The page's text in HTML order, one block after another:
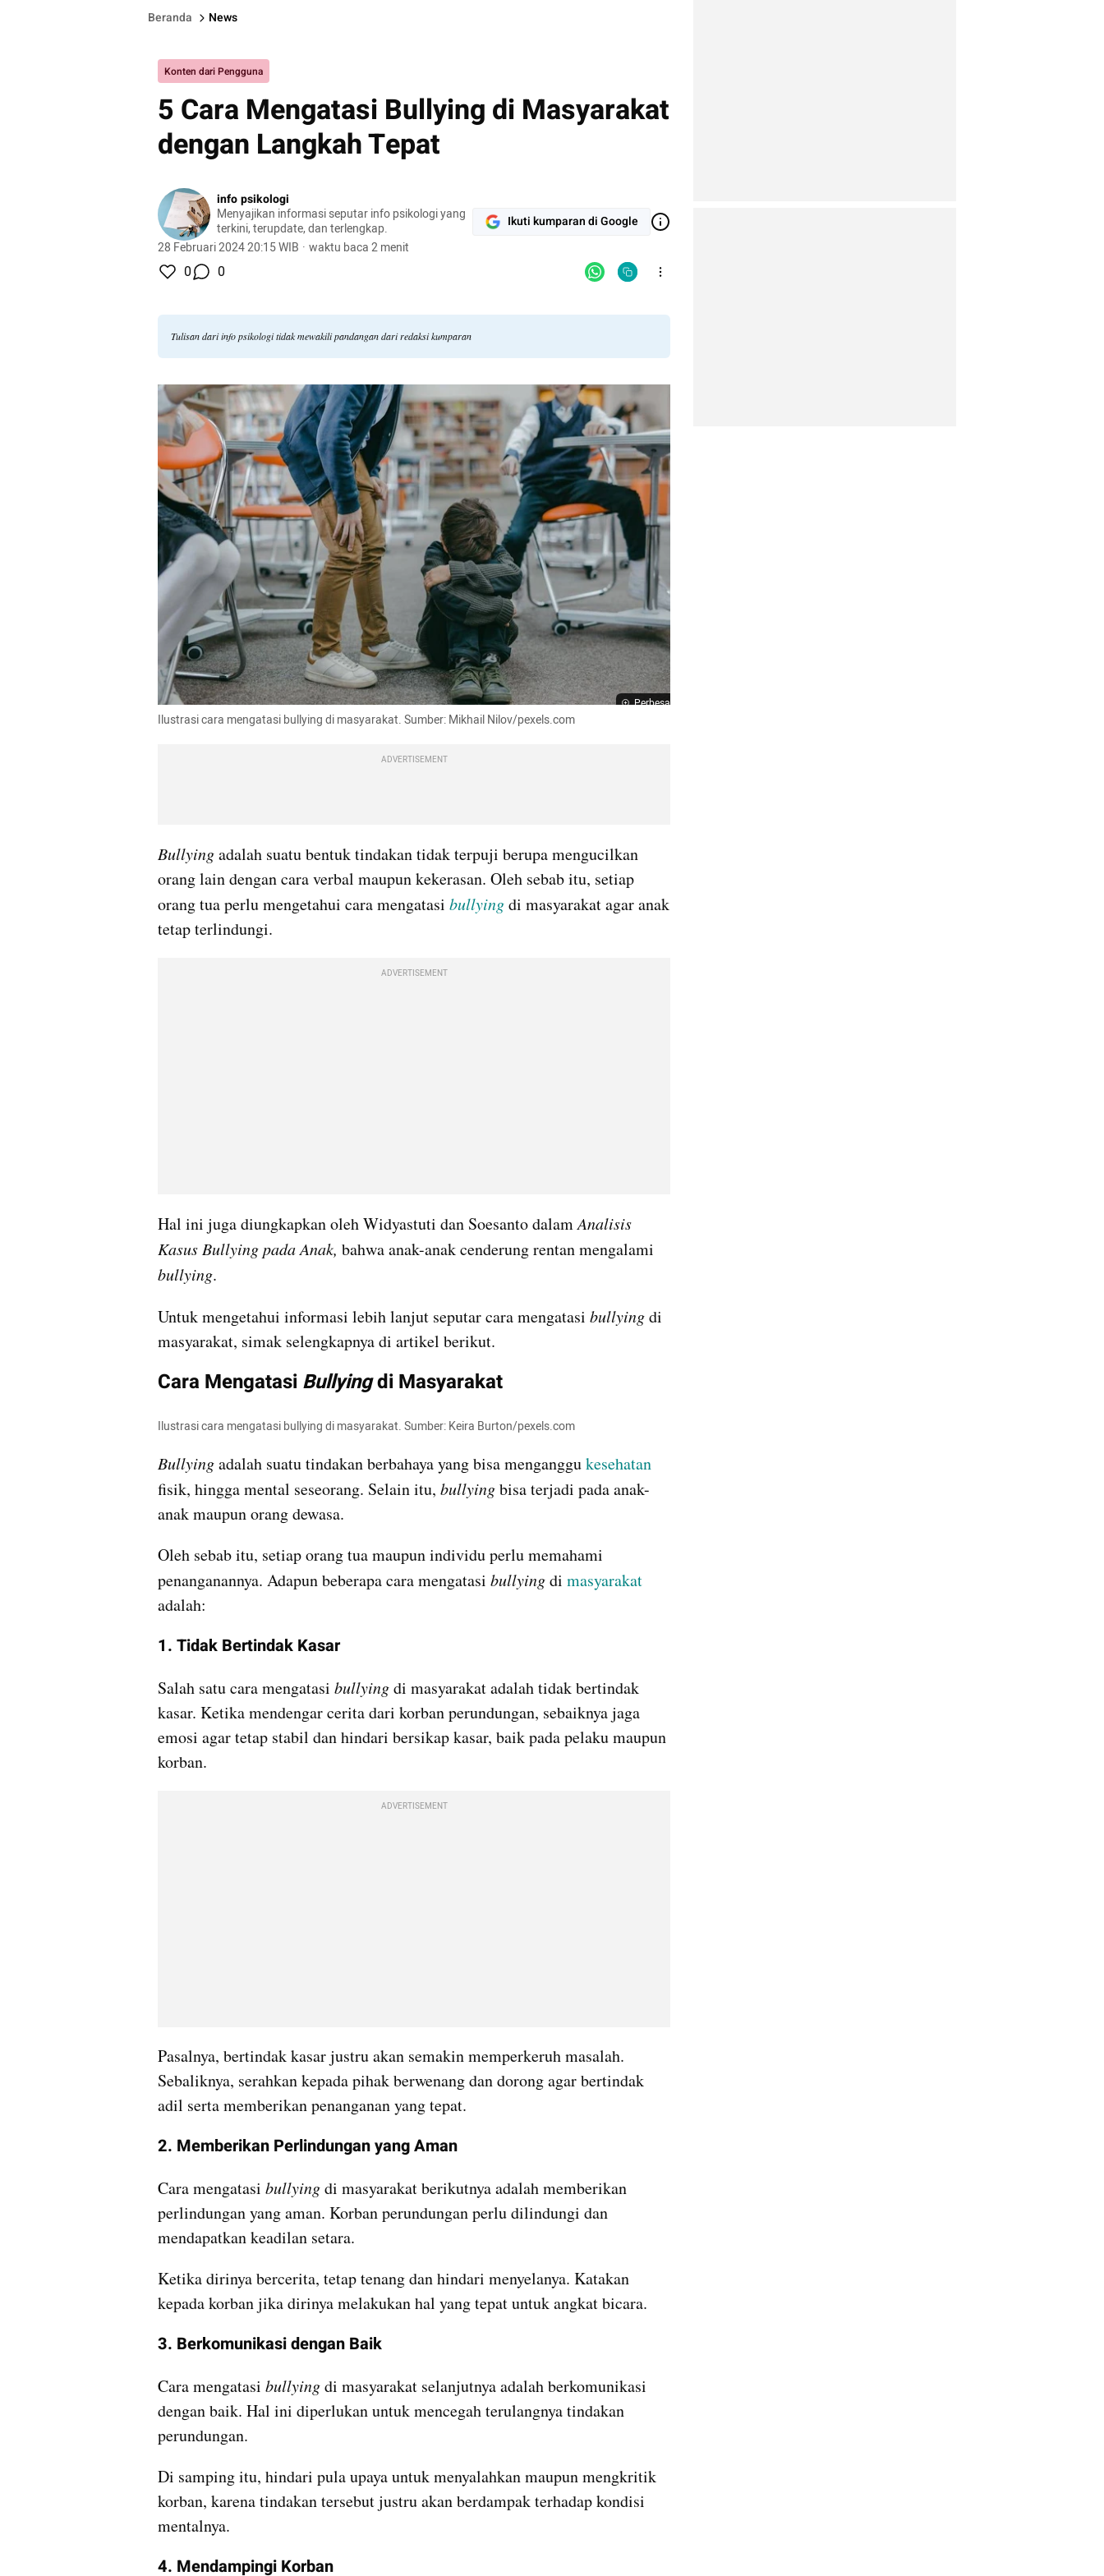
Beranda News
Konten dari Pengguna
5 Cara Mengatasi Bullying di Masyarakat
dengan Langkah Tepat
info psikologi
Menyajikan informasi seputar info psikologi yang
terkini, terupdate, dan terlengkap.
28 Februari 2024 20:15 WIB · waktu baca 2 menit
Ikuti kumparan di Google
0 0
Tulisan dari info psikologi tidak mewakili pandangan dari redaksi kumparan
Perbesar
Ilustrasi cara mengatasi bullying di masyarakat. Sumber: Mikhail Nilov/pexels.com
ADVERTISEMENT
Bullying adalah suatu bentuk tindakan tidak terpuji berupa mengucilkan
orang lain dengan cara verbal maupun kekerasan. Oleh sebab itu, setiap
orang tua perlu mengetahui cara mengatasi bullyingdi masyarakat agar anak
tetap terlindungi.
ADVERTISEMENT
Hal ini juga diungkapkan oleh Widyastuti dan Soesanto dalam Analisis
Kasus Bullying pada Anak,
bullying.
Untuk mengetahui informasi lebih lanjut seputar cara mengatasi bullying di
masyarakat, simak selengkapnya di artikel berikut.
Cara Mengatasi Bullying di Masyarakat
Ilustrasi cara mengatasi bullying di masyarakat. Sumber: Keira Burton/pexels.com
Bullying adalah suatu tindakan berbahaya yang bisa menganggu kesehatan
fisik, hingga mental seseorang. Selain itu, bullying bisa terjadi pada anak-
anak maupun orang dewasa.
Oleh sebab itu, setiap orang tua maupun individu perlu memahami
penanganannya. Adapun beberapa cara mengatasi bullying di masyarakat
adalah:
1. Tidak Bertindak Kasar
Salah satu cara mengatasi bullying di masyarakat adalah tidak bertindak
kasar. Ketika mendengar cerita dari korban perundungan, sebaiknya jaga
emosi agar tetap stabil dan hindari bersikap kasar, baik pada pelaku maupun
korban.
ADVERTISEMENT
Pasalnya, bertindak kasar justru akan semakin memperkeruh masalah.
Sebaliknya, serahkan kepada pihak berwenang dan dorong agar bertindak
adil serta memberikan penanganan yang tepat.
2. Memberikan Perlindungan yang Aman
Cara mengatasi bullying di masyarakat berikutnya adalah memberikan
perlindungan yang aman. Korban perundungan perlu dilindungi dan
mendapatkan keadilan setara.
Ketika dirinya bercerita, tetap tenang dan hindari menyelanya. Katakan
kepada korban jika dirinya melakukan hal yang tepat untuk angkat bicara.
3. Berkomunikasi dengan Baik
Cara mengatasi bullying di masyarakat selanjutnya adalah berkomunikasi
dengan baik. Hal ini diperlukan untuk mencegah terulangnya tindakan
perundungan.
Di samping itu, hindari pula upaya untuk menyalahkan maupun mengkritik
korban, karena tindakan tersebut justru akan berdampak terhadap kondisi
mentalnya.
4. Mendampingi Korban